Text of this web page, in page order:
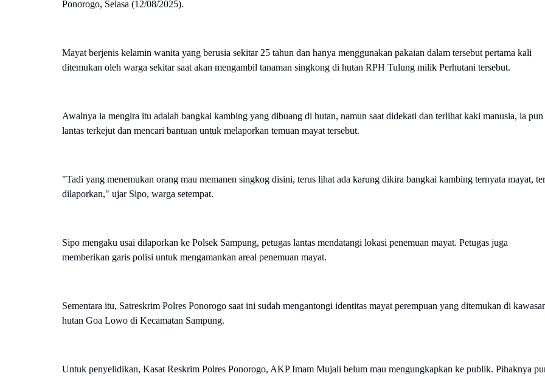
Ponorogo, Selasa (12/08/2025).
Mayat berjenis kelamin wanita yang berusia sekitar 25 tahun dan hanya menggunakan pakaian dalam tersebut pertama kali
ditemukan oleh warga sekitar saat akan mengambil tanaman singkong di hutan RPH Tulung milik Perhutani tersebut.
Awalnya ia mengira itu adalah bangkai kambing yang dibuang di hutan, namun saat didekati dan terlihat kaki manusia, ia pun
lantas terkejut dan mencari bantuan untuk melaporkan temuan mayat tersebut.
"Tadi yang menemukan orang mau memanen singkog disini, terus lihat ada karung dikira bangkai kambing ternyata mayat,
dilaporkan," ujar Sipo, warga setempat.
Sipo mengaku usai dilaporkan ke Polsek Sampung, petugas lantas mendatangi lokasi penemuan mayat. Petugas juga
memberikan garis polisi untuk mengamankan areal penemuan mayat.
Sementara itu, Satreskrim Polres Ponorogo saat ini sudah mengantongi identitas mayat perempuan yang ditemukan di
hutan Goa Lowo di Kecamatan Sampung.
Untuk penyelidikan, Kasat Reskrim Polres Ponorogo, AKP Imam Mujali belum mau mengungkapkan ke publik. Pihaknya